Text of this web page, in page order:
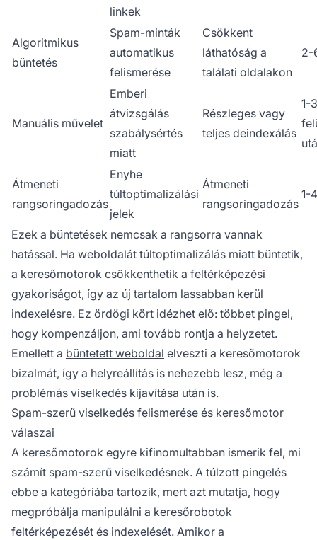
linkek
Algoritmikus
büntetés
Spam-minták
automatikus
felismerése
Csökkent
láthatóság a
találati oldalakon
2-
Manuális művelet
Emberi
átvizsgálás
szabálysértés
miatt
Részleges vagy
teljes deindexálás
1-
Átmeneti
rangsoringadozás
Enyhe
túltoptimalizálási
jelek
Átmeneti
rangsoringadozás
1-
Ezek a büntetések nemcsak a rangsorra vannak
hatással. Ha weboldalát túltoptimalizálás miatt büntetik,
a keresőmotorok csökkenthetik a feltérképezési
gyakoriságot, így az új tartalom lassabban kerül
indexelésre. Ez ördögi kört idézhet elő: többet pingel,
hogy kompenzáljon, ami tovább rontja a helyzetet.
Emellett a büntetett weboldal elveszti a keresőmotorok
bizalmát, így a helyreállítás is nehezebb lesz, még a
problémás viselkedés kijavítása után is.
Spam-szerű viselkedés felismerése és keresőmotor
válaszai
A keresőmotorok egyre kifinomultabban ismerik fel, mi
számít spam-szerű viselkedésnek. A túlzott pingelés
ebbe a kategóriába tartozik, mert azt mutatja, hogy
megpróbálja manipulálni a keresőrobotok
feltérképezését és indexelését. Amikor a